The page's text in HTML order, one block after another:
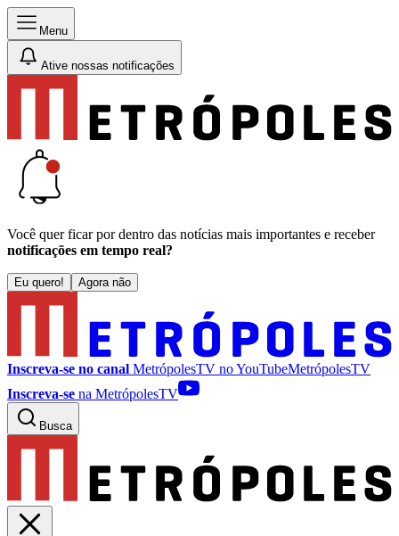
Menu
Ative nossas notificações
Você quer ficar por dentro das notícias mais importantes e receber
notificações em tempo real?
Eu quero! Agora não
Inscreva-se no canal MetrópolesTV noYouTubeMetrópolesTV
Inscreva-se na MetrópolesTV
Busca